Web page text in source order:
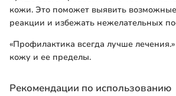
кожи. Это поможет выявить
реакции и избежать нежелательных
«Профилактика всегда лучше
кожу и ее пределы.
Рекомендации по использованию